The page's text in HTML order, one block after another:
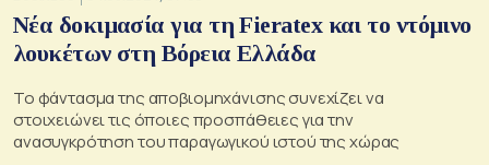
Νέα δοκιμασία για τη Fieratex και το ντόμινο
λουκέτων στη Βόρεια Ελλάδα
Το φάντασμα της αποβιομηχάνισης συνεχίζει να
στοιχειώνει τις όποιες προσπάθειες για την
ανασυγκρότηση του παραγωγικού ιστού της χώρας